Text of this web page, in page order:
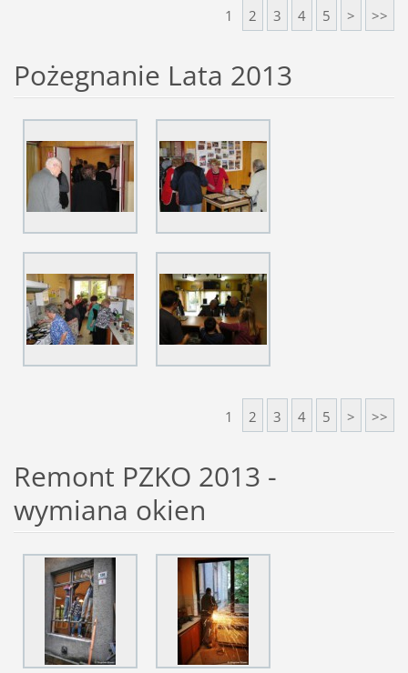
1 2 3 4 5 > >>
Pożegnanie Lata 2013
1 2 3 4 5 > >>
Remont PZKO 2013 -
wymiana okien